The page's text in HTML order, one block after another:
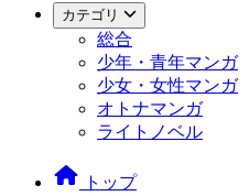
カテゴリ
総合
少年・青年マンガ
少女・女性マンガ
オトナマンガ
ライトノベル
トップ